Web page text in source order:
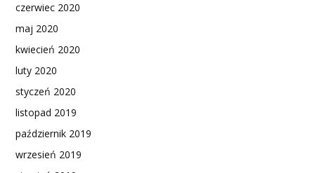
czerwiec 2020
maj 2020
kwiecień 2020
luty 2020
styczeń 2020
listopad 2019
październik 2019
wrzesień 2019